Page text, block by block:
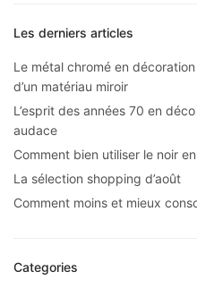
Les derniers articles
Le métal chromé en
d’un matériau miroir
L’esprit des années 70 en
audace
Comment bien utiliser le noir
La sélection shopping d’août
Comment moins et mieux
Categories